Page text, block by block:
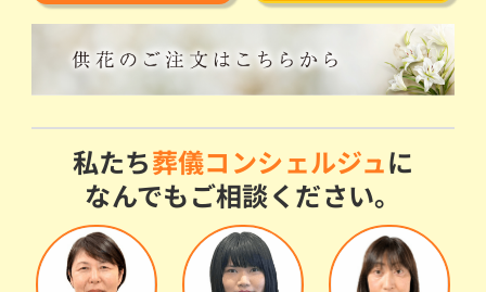
私たち葬儀コンシェルジュに
なんでもご相談ください。